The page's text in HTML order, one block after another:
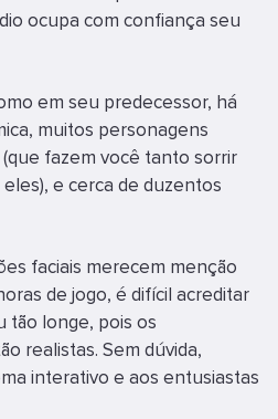
ocupa com confiança seu
em seu predecessor, há
muitos personagens
fazem você tanto sorrir
e cerca de duzentos
faciais merecem menção
de jogo, é difícil acreditar
tão longe, pois os
realistas. Sem dúvida,
interativo e aos entusiastas